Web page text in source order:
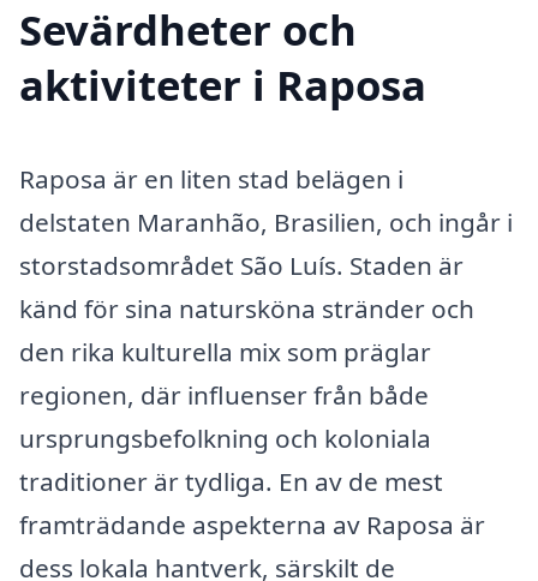
Sevärdheter och
aktiviteter i Raposa
Raposa är en liten stad belägen i
delstaten Maranhão, Brasilien, och ingår i
storstadsområdet São Luís. Staden är
känd för sina natursköna stränder och
den rika kulturella mix som präglar
regionen, där influenser från både
ursprungsbefolkning och koloniala
traditioner är tydliga. En av de mest
framträdande aspekterna av Raposa är
dess lokala hantverk, särskilt de